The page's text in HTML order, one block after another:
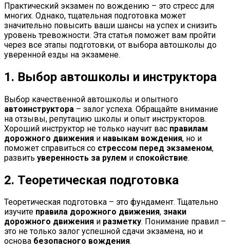
Практический экзамен по вождению – это стресс для
многих. Однако, тщательная подготовка может
значительно повысить ваши шансы на успех и снизить
уровень тревожности. Эта статья поможет вам пройти
через все этапы подготовки, от выбора автошколы до
уверенной езды на экзамене.
1. Выбор автошколы и инструктора
Выбор качественной автошколы и опытного
автоинструктора – залог успеха. Обращайте внимание
на отзывы, репутацию школы и опыт инструкторов.
Хороший инструктор не только научит вас правилам
дорожного движения и навыкам вождения, но и
поможет справиться со стрессом перед экзаменом,
развить уверенность за рулем и спокойствие.
2. Теоретическая подготовка
Теоретическая подготовка – это фундамент. Тщательно
изучите правила дорожного движения, знаки
дорожного движения и разметку. Понимание правил –
это не только залог успешной сдачи экзамена, но и
основа безопасного вождения.